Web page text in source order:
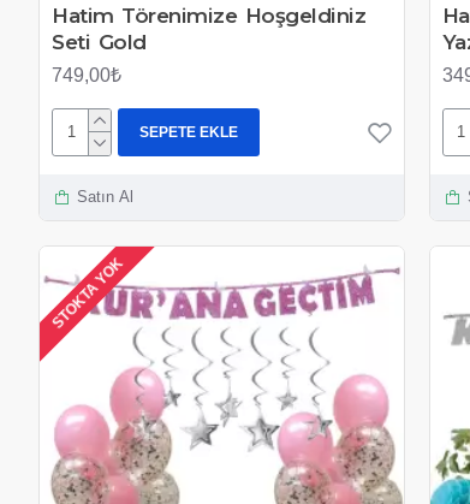
Hatim Törenimize Hoşgeldiniz
Seti Gold
749,00₺
SEPETE EKLE
Satın Al
STOKTA YOK